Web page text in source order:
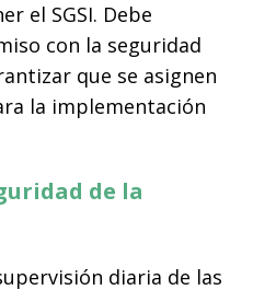
el SGSI. Debe
con la seguridad
que se asignen
la implementación
de la
diaria de las